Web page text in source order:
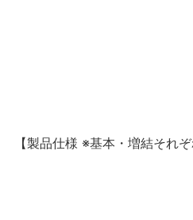
【製品仕様 ※基本・増結それ